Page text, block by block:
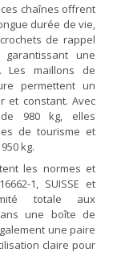
chaînes offrent
durée de vie,
de rappel
une
Les maillons de
permettent un
et constant. Avec
980 kg, elles
de tourisme et
kg.
les normes et
1, SUISSE et
totale aux
une boîte de
une paire
claire pour